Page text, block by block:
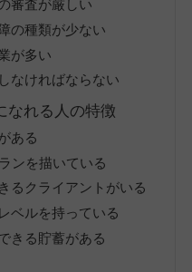
審査が厳しい
の種類が少ない
が多い
なければならない
なれる人の特徴
ある
ンを描いている
るクライアントがいる
ベルを持っている
きる貯蓄がある